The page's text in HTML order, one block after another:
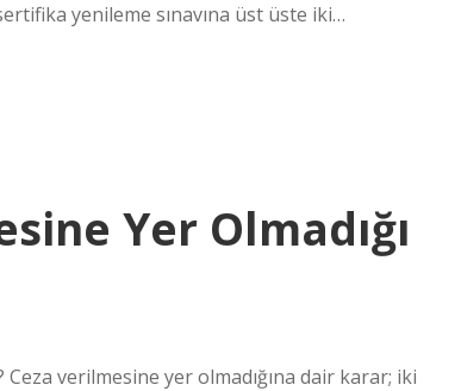
yenileme sınavına üst üste iki…
Yer Olmadığı
verilmesine yer olmadığına dair karar; iki